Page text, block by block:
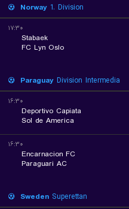
Norway 1. Division
۱۷:۳۰
Stabaek
FC Lyn Oslo
Paraguay Division Intermedia
۱۶:۳۰
Deportivo Capiata
Sol de America
۱۶:۳۰
Encarnacion FC
Paraguari AC
Sweden Superettan